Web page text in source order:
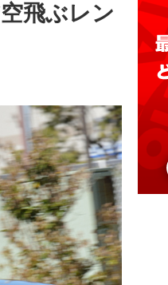
飛ぶレン